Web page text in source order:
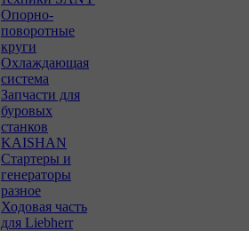
Опорно-
поворотные
круги
Охлаждающая
система
Запчасти для
буровых
станков
KAISHAN
Стартеры и
генераторы
разное
Ходовая часть
для Liebherr